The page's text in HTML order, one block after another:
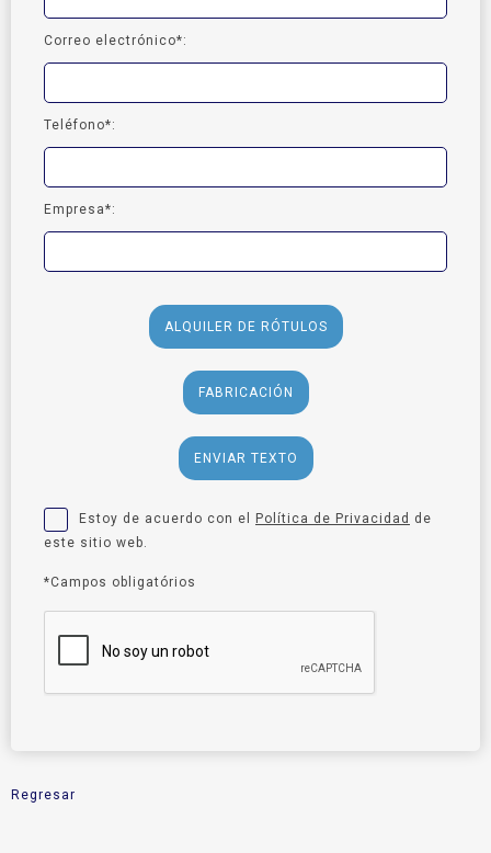
Correo electrónico*:
Teléfono*:
Empresa*:
ALQUILER DE RÓTULOS
FABRICACIÓN
ENVIAR TEXTO
Estoy de acuerdo con el Política de Privacidad de
este sitio web.
*Campos obligatórios
Regresar